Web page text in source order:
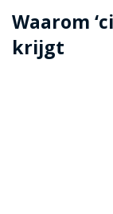
Waarom
krijgt